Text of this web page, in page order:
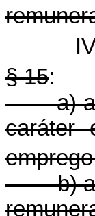
§ 15:
a)
caráter
b)